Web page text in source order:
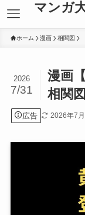
マンガ
ホーム 漫画 相関図
漫画
相関
2026
7/31
広告 2026年7